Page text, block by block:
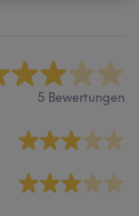
5 Bewertungen